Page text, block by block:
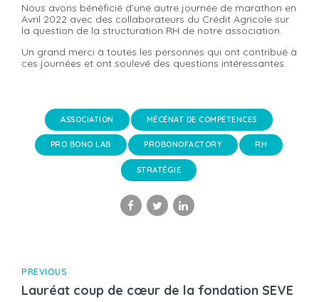
Nous avons bénéficié d’une autre journée de marathon en
Avril 2022 avec des collaborateurs du Crédit Agricole sur
la question de la structuration RH de notre association.
Un grand merci à toutes les personnes qui ont contribué à
ces journées et ont soulevé des questions intéressantes.
ASSOCIATION MÉCÉNAT DE COMPÉTENCES
PRO BONO LAB PROBONOFACTORY RH
STRATÉGIE
PREVIOUS
Lauréat coup de cœur de la fondation SEVE